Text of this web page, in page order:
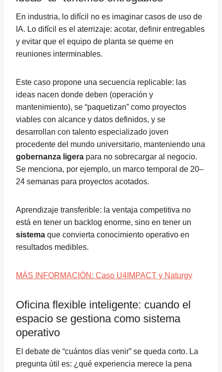
En industria, lo difícil no es imaginar casos de uso de
IA. Lo difícil es el aterrizaje: acotar, definir entregables
y evitar que el equipo de planta se queme en
reuniones interminables.
Este caso propone una secuencia replicable: las
ideas nacen donde deben (operación y
mantenimiento), se “paquetizan” como proyectos
viables con alcance y datos definidos, y se
desarrollan con talento especializado joven
procedente del mundo universitario, manteniendo una
gobernanza ligera para no sobrecargar al negocio.
Se menciona, por ejemplo, un marco temporal de 20–
24 semanas para proyectos acotados.
Aprendizaje transferible: la ventaja competitiva no
está en tener un backlog enorme, sino en tener un
sistema que convierta conocimiento operativo en
resultados medibles.
MÁS INFORMACIÓN: Caso U4IMPACT y Naturgy
Oficina flexible inteligente: cuando el
espacio se gestiona como sistema
operativo
El debate de “cuántos días venir” se queda corto. La
pregunta útil es: ¿qué experiencia merece la pena